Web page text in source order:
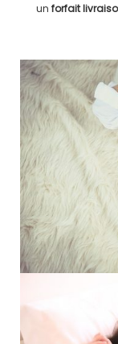
un forfait